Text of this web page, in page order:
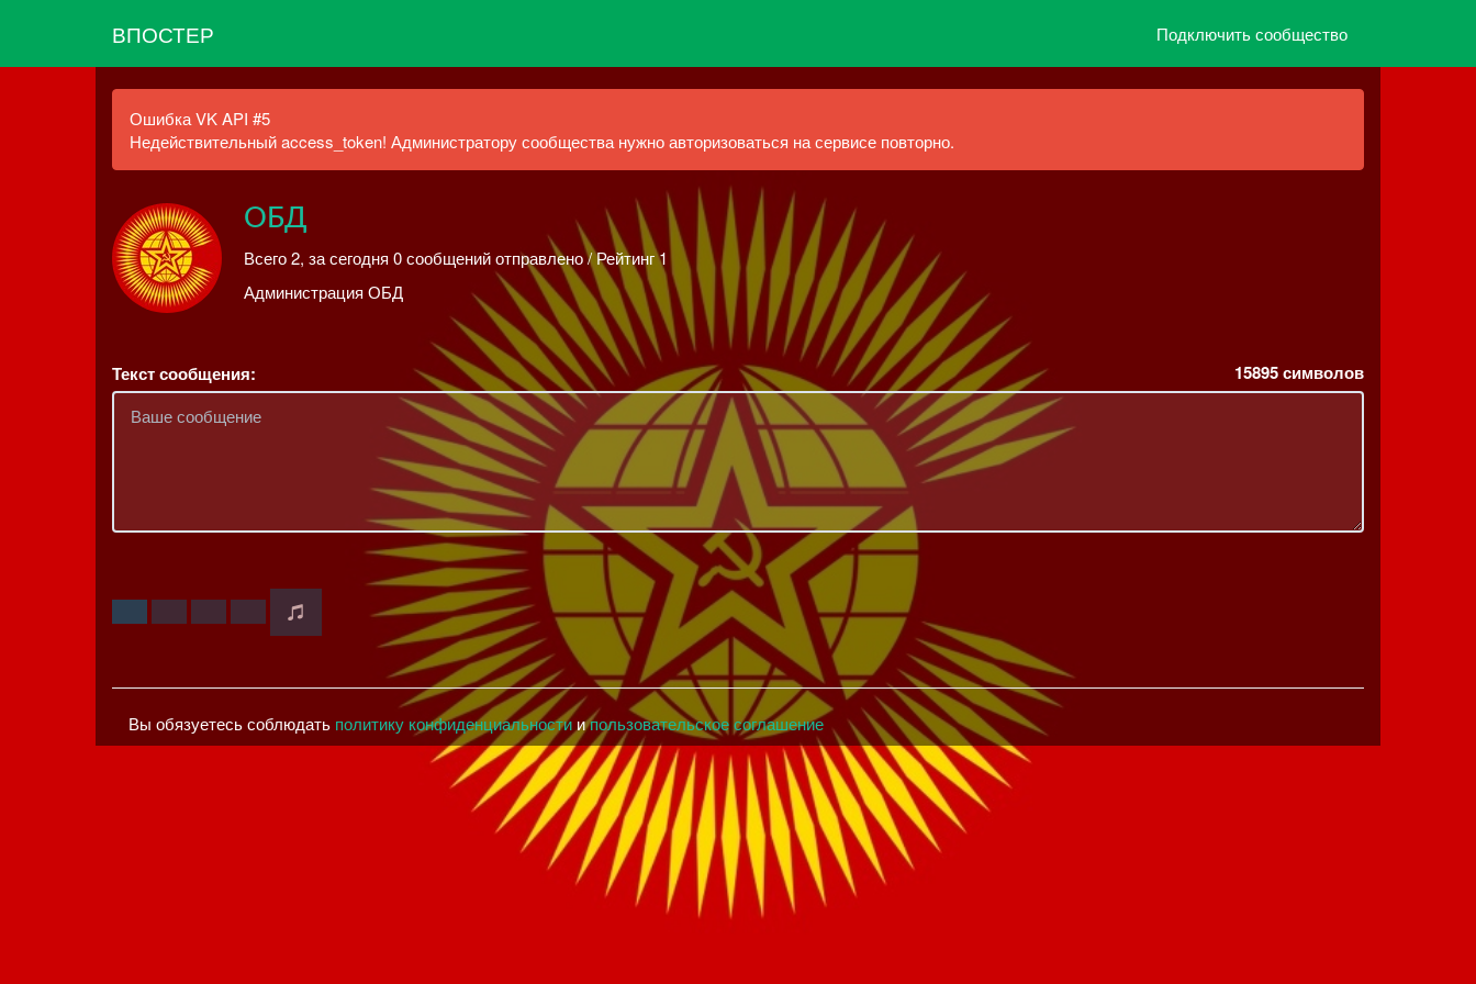
ВПОСТЕР Подключить сообщество
Ошибка VK API #5
Недействительный access_token! Администратору сообщества нужно авторизоваться на сервисе повторно.
ОБД
Всего 2, за сегодня 0 сообщений отправлено / Рейтинг 1
Администрация ОБД
Текст сообщения: 15895символов
Вы обязуетесь соблюдать политику конфиденциальностиипользовательское соглашение